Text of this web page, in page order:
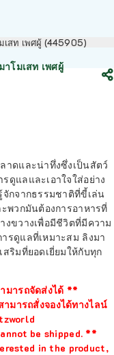
เสท เพศผู้ (445905)
โมเสท เพศผู้
าดและน่าทึ่งซึ่งเป็นสัตว์
ดูแลและเอาใจใส่อย่าง
กจากธรรมชาติที่ขี้เล่น
พวกมันต้องการอาหารที่
งขวางเพื่อมีชีวิตที่มีความ
รดูแลที่เหมาะสม ลิงมา
ริมที่ยอดเยี่ยมให้กับทุก
มารถจัดส่งได้ **
มารถสั่งจองได้ทางไลน์
be shipped. **
in the product,